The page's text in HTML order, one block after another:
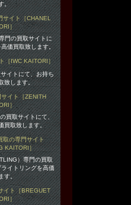
。
門の買取サイトに
価買取致します。
イトにて、お持ち
致します。
買取サイトにて、
買取致します。
）専門の買取
イトリングを高価
す。